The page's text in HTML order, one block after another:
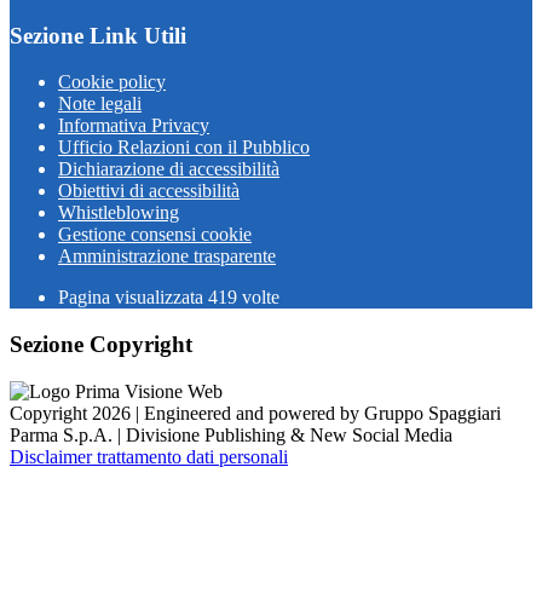
Sezione Link Utili
Cookie policy
Note legali
Informativa Privacy
Ufficio Relazioni con il Pubblico
Dichiarazione di accessibilità
Obiettivi di accessibilità
Whistleblowing
Gestione consensi cookie
Amministrazione trasparente
Pagina visualizzata 419 volte
Sezione Copyright
Copyright 2026 | Engineered and powered by Gruppo Spaggiari
Parma S.p.A. | Divisione Publishing & New Social Media
Disclaimer trattamento dati personali